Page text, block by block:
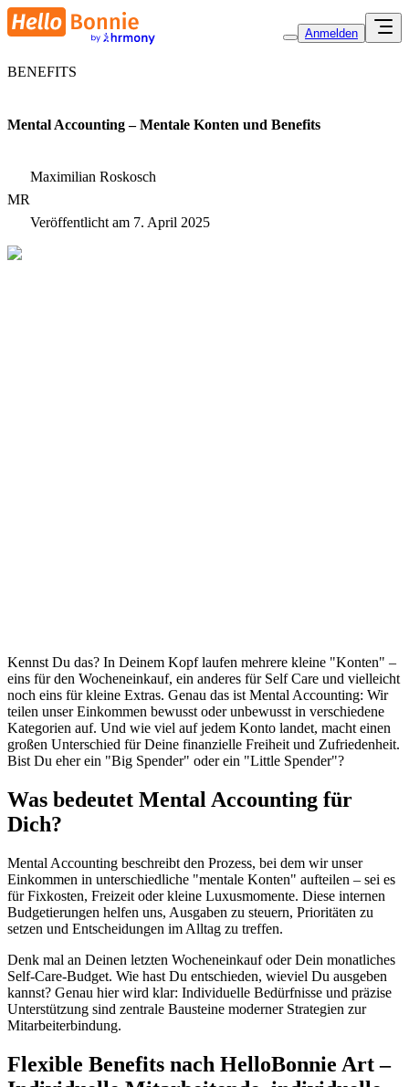
Anmelden
BENEFITS
Mental Accounting – Mentale Konten und Benefits
MR
Maximilian Roskosch
Veröffentlicht am 7. April 2025
Kennst Du das? In Deinem Kopf laufen mehrere kleine "Konten" –
eins für den Wocheneinkauf, ein anderes für Self Care und vielleicht
noch eins für kleine Extras. Genau das ist Mental Accounting: Wir
teilen unser Einkommen bewusst oder unbewusst in verschiedene
Kategorien auf. Und wie viel auf jedem Konto landet, macht einen
großen Unterschied für Deine finanzielle Freiheit und Zufriedenheit.
Bist Du eher ein "Big Spender" oder ein "Little Spender"?
Was bedeutet Mental Accounting für
Dich?
Mental Accounting beschreibt den Prozess, bei dem wir unser
Einkommen in unterschiedliche "mentale Konten" aufteilen – sei es
für Fixkosten, Freizeit oder kleine Luxusmomente. Diese internen
Budgetierungen helfen uns, Ausgaben zu steuern, Prioritäten zu
setzen und Entscheidungen im Alltag zu treffen.
Denk mal an Deinen letzten Wocheneinkauf oder Dein monatliches
Self-Care-Budget. Wie hast Du entschieden, wieviel Du ausgeben
kannst? Genau hier wird klar: Individuelle Bedürfnisse und präzise
Unterstützung sind zentrale Bausteine moderner Strategien zur
Mitarbeiterbindung.
Flexible Benefits nach HelloBonnie Art –